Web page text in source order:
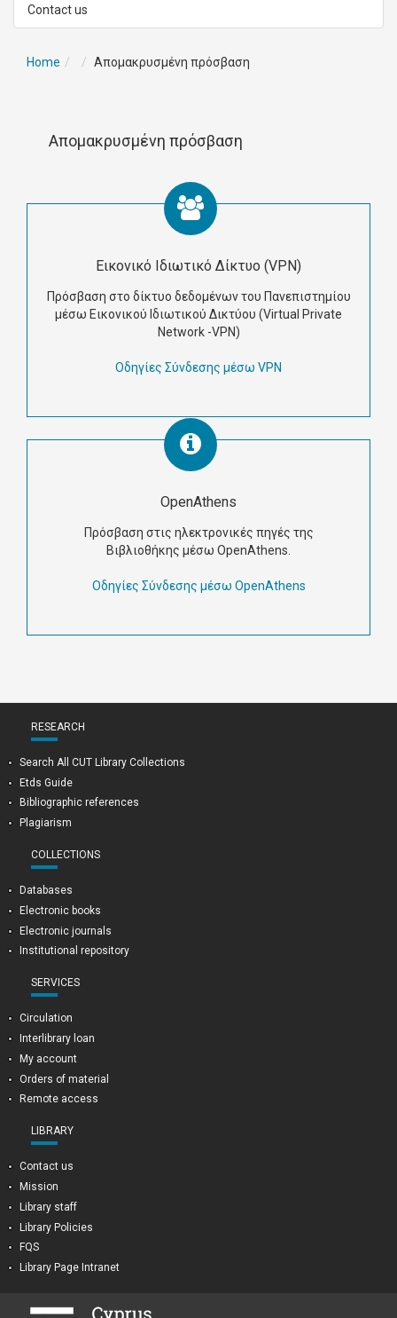
Contact us
Home Απομακρυσμένη πρόσβαση
Απομακρυσμένη πρόσβαση
Εικονικό Ιδιωτικό Δίκτυο (VPN)
Πρόσβαση στο δίκτυο δεδομένων του Πανεπιστημίου
μέσω Εικονικού Ιδιωτικού Δικτύου (Virtual Private
Network -VPN)
Οδηγίες Σύνδεσης μέσω VPN
OpenAthens
Πρόσβαση στις ηλεκτρονικές πηγές της
Βιβλιοθήκης μέσω OpenAthens.
Οδηγίες Σύνδεσης μέσω OpenAthens
RESEARCH
Search All CUT Library Collections
Etds Guide
Bibliographic references
Plagiarism
COLLECTIONS
Databases
Electronic books
Electronic journals
Institutional repository
SERVICES
Circulation
Interlibrary loan
My account
Orders of material
Remote access
LIBRARY
Contact us
Mission
Library staff
Library Policies
FQS
Library Page Intranet